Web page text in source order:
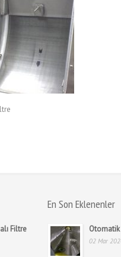
Filtre
En Son Eklenenler
Otomatik
02 Mar